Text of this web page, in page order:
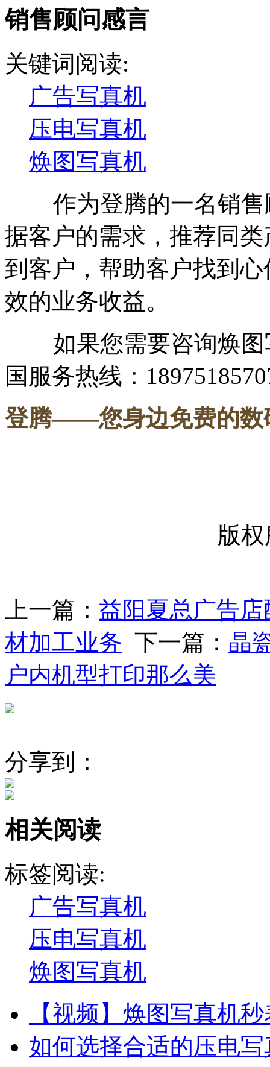
销售顾问感言
关键词阅读:
广告写真机
压电写真机
焕图写真机
作为登腾的一名销售
据客户的需求，推荐同
到客户，帮助客户找到
效的业务收益。
如果您需要咨询焕图
国服务热线：
登腾——您身边免费的数
版
上一篇： 益阳夏总广告
材加工业务 下一篇： 晶
户内机型打印那么美
分享到：
相关阅读
标签阅读:
广告写真机
压电写真机
焕图写真机
【视频】焕图写真机
如何选择合适的压电